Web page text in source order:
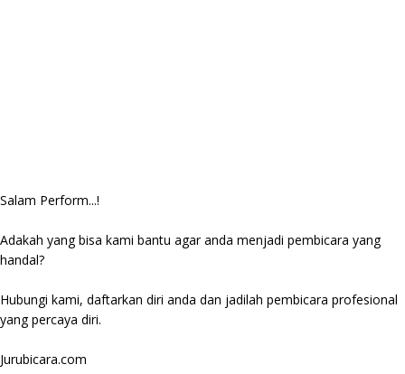
Salam Perform...!
Adakah yang bisa kami bantu agar anda menjadi pembicara yang
handal?
Hubungi kami, daftarkan diri anda dan jadilah pembicara profesional
yang percaya diri.
Jurubicara.com